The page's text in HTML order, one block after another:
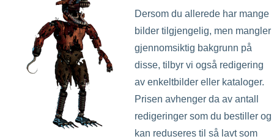
Dersom du allerede har mange
bilder tilgjengelig, men mangler
gjennomsiktig bakgrunn på
disse, tilbyr vi også redigering
av enkeltbilder eller kataloger.
Prisen avhenger da av antall
redigeringer som du bestiller og
kan reduseres til så lavt som